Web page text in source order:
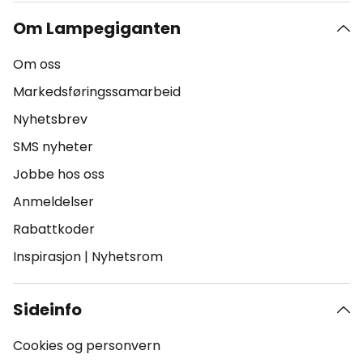
Om Lampegiganten
Om oss
Markedsføringssamarbeid
Nyhetsbrev
SMS nyheter
Jobbe hos oss
Anmeldelser
Rabattkoder
Inspirasjon | Nyhetsrom
Sideinfo
Cookies og personvern